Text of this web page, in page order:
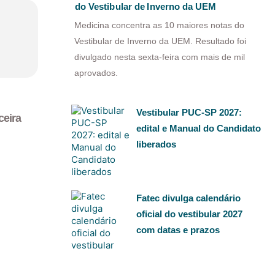
do Vestibular de Inverno da UEM
Medicina concentra as 10 maiores notas do
Vestibular de Inverno da UEM. Resultado foi
divulgado nesta sexta-feira com mais de mil
aprovados.
Vestibular PUC-SP 2027:
edital e Manual do Candidato
liberados
Fatec divulga calendário
oficial do vestibular 2027
com datas e prazos